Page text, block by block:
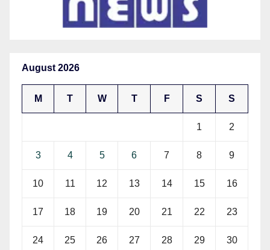
August 2026
M T W T F S S
1 2
3 4 5 6 7 8 9
10 11 12 13 14 15 16
17 18 19 20 21 22 23
24 25 26 27 28 29 30